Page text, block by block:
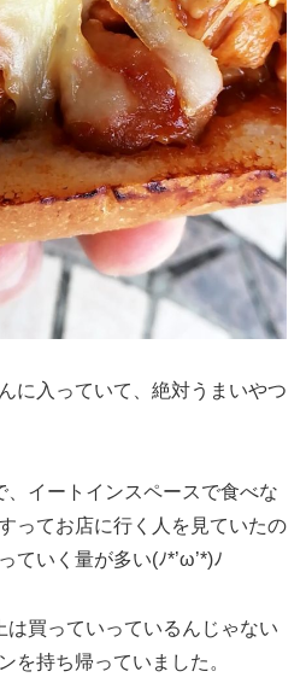
に入っていて、絶対うまいやつ
イートインスペースで食べな
ってお店に行く人を見ていたの
ていく量が多い(ﾉ*’ω’*)ﾉ
は買っていっているんじゃない
を持ち帰っていました。